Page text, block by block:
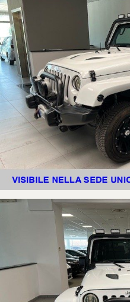
Nel ricordare che l'esattezza dei
nell'annuncio, va verificata con l'
di evitare possibili errori o
PER VISIONARE TUTTE LE
www.unicarspa.it